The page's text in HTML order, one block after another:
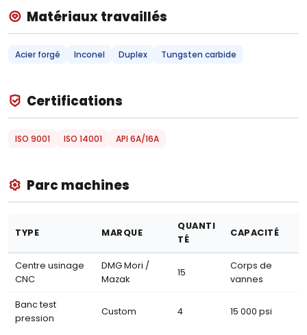
Matériaux travaillés
Acier forgé Inconel Duplex Tungsten carbide
Certifications
ISO 9001 ISO 14001 API 6A/16A
Parc machines
TYPE MARQUE
QUANTI
TÉ
CAPACITÉ
Centre usinage
CNC
DMG Mori /
Mazak
15
Corps de
vannes
Banc test
pression
Custom 4 15 000 psi